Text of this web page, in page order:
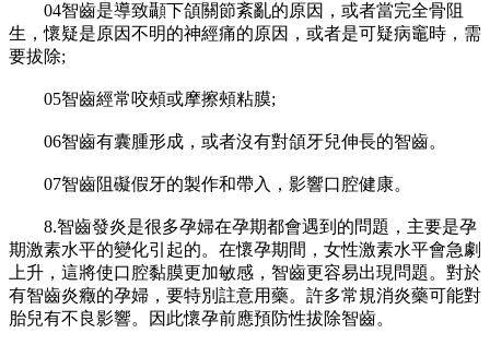
04智齒是導致顳下頜關節紊亂的原因，或者當完全骨阻
生，懷疑是原因不明的神經痛的原因，或者是可疑病竈時，需
要拔除;
05智齒經常咬頰或摩擦頰粘膜;
06智齒有囊腫形成，或者沒有對頜牙兒伸長的智齒。
07智齒阻礙假牙的製作和帶入，影響口腔健康。
8.智齒發炎是很多孕婦在孕期都會遇到的問題，主要是孕
期激素水平的變化引起的。在懷孕期間，女性激素水平會急劇
上升，這將使口腔黏膜更加敏感，智齒更容易出現問題。對於
有智齒炎癥的孕婦，要特別註意用藥。許多常規消炎藥可能對
胎兒有不良影響。因此懷孕前應預防性拔除智齒。